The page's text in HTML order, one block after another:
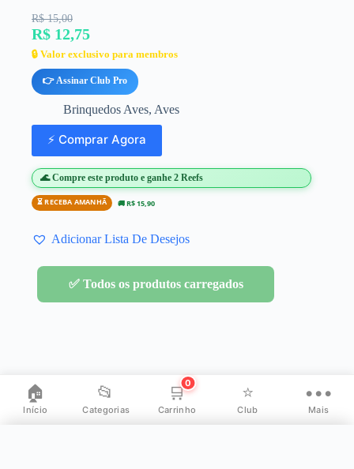
🏠
Início
📂
Categorias
🛒
Carrinho
0 ⭐
Club
•••
Mais
R$ 15,00
R$ 12,75
🔒 Valor exclusivo para membros
👉 Assinar Club Pro
Brinquedos Aves, Aves
⚡ Comprar Agora
🌊 Compre este produto e ganhe 2 Reefs
⏳ RECEBA AMANHÃ 🚚 R$ 15,90
Adicionar Lista De Desejos
✅ Todos os produtos carregados